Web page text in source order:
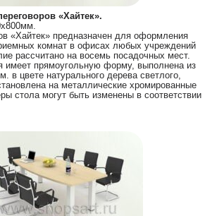
«Хайтек».
«Хайтек» предназначен для оформления
комнат в офисах любых учреждений
рассчитано на восемь посадочных мест.
имеет прямоугольную форму, выполнена из
в цвете натурального дерева светлого,
на металлические хромированные
стола могут быть изменены в соответствии